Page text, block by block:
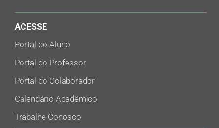
ACESSE
Portal do Aluno
Portal do Professor
Portal do Colaborador
Calendário Acadêmico
Trabalhe Conosco